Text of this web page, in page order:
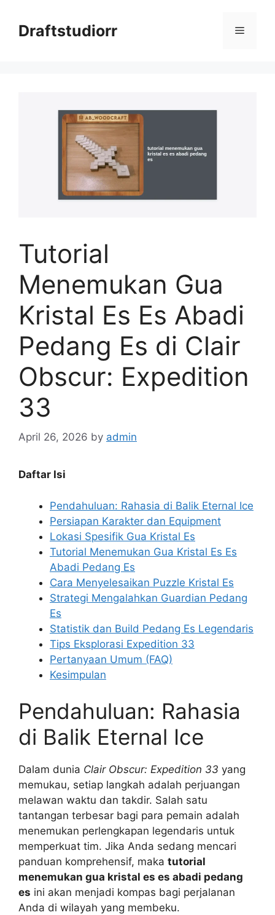
contentDraftstudiorr Menu
Tutorial
Menemukan Gua
Kristal Es Es Abadi
Pedang Es di Clair
Obscur: Expedition
33
April 26, 2026 by admin
Daftar Isi
Pendahuluan: Rahasia di Balik Eternal Ice
Persiapan Karakter dan Equipment
Lokasi Spesifik Gua Kristal Es
Tutorial Menemukan Gua Kristal Es Es
Abadi Pedang Es
Cara Menyelesaikan Puzzle Kristal Es
Strategi Mengalahkan Guardian Pedang
Es
Statistik dan Build Pedang Es Legendaris
Tips Eksplorasi Expedition 33
Pertanyaan Umum (FAQ)
Kesimpulan
Pendahuluan: Rahasia
di Balik Eternal Ice
Dalam dunia Clair Obscur: Expedition 33 yang
memukau, setiap langkah adalah perjuangan
melawan waktu dan takdir. Salah satu
tantangan terbesar bagi para pemain adalah
menemukan perlengkapan legendaris untuk
memperkuat tim. Jika Anda sedang mencari
panduan komprehensif, maka tutorial
menemukan gua kristal es es abadi pedang
es ini akan menjadi kompas bagi perjalanan
Anda di wilayah yang membeku.